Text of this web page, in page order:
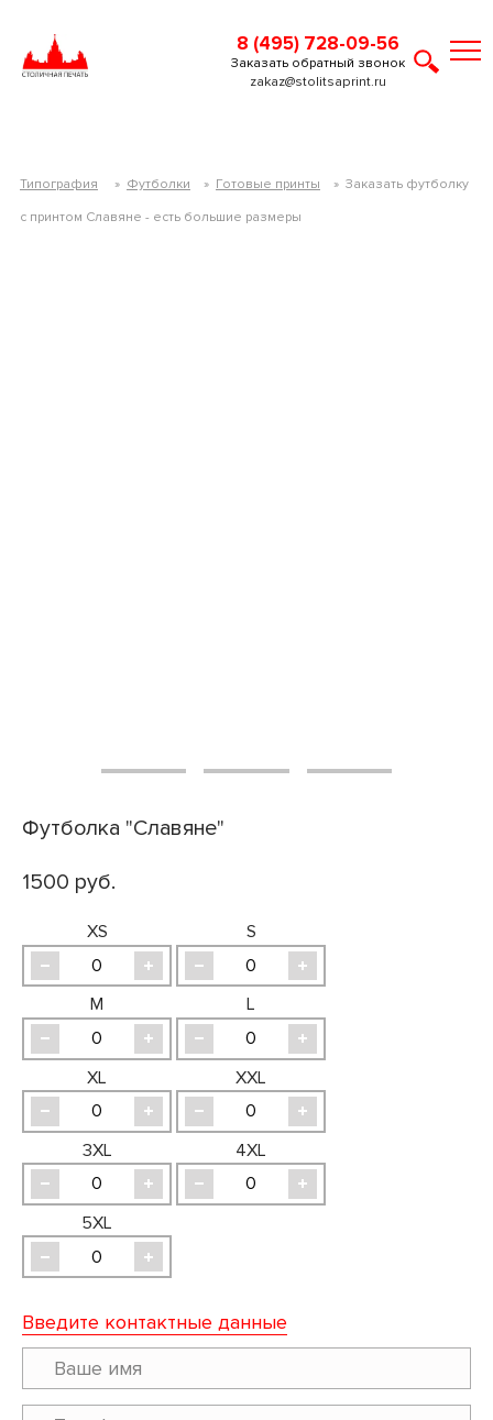
8 (495) 728-09-56
zakaz@stolitsaprint.ru
Заказать обратный звонок
Типография » Футболки » Готовые принты » Заказать футболку
c принтом Славяне - есть большие размеры
Футболка "Славяне"
1500 руб.
XS S
M L
XL XXL
3XL 4XL
5XL
Введите контактные данные